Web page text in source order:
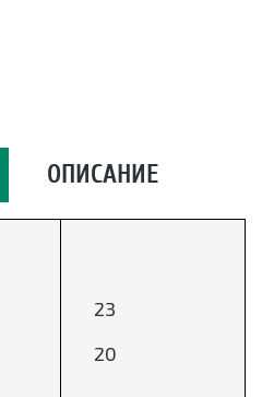
ОПИСАНИЕ
23
20